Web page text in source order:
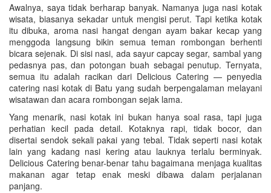
Awalnya, saya tidak berharap banyak. Namanya juga nasi kotak
wisata, biasanya sekadar untuk mengisi perut. Tapi ketika kotak
itu dibuka, aroma nasi hangat dengan ayam bakar kecap yang
menggoda langsung bikin semua teman rombongan berhenti
bicara sejenak. Di sisi nasi, ada sayur capcay segar, sambal yang
pedasnya pas, dan potongan buah sebagai penutup. Ternyata,
semua itu adalah racikan dari Delicious Catering — penyedia
catering nasi kotak di Batu yang sudah berpengalaman melayani
wisatawan dan acara rombongan sejak lama.
Yang menarik, nasi kotak ini bukan hanya soal rasa, tapi juga
perhatian kecil pada detail. Kotaknya rapi, tidak bocor, dan
disertai sendok sekali pakai yang tebal. Tidak seperti nasi kotak
lain yang kadang nasi kering atau lauknya terlalu berminyak.
Delicious Catering benar-benar tahu bagaimana menjaga kualitas
makanan agar tetap enak meski dibawa dalam perjalanan
panjang.